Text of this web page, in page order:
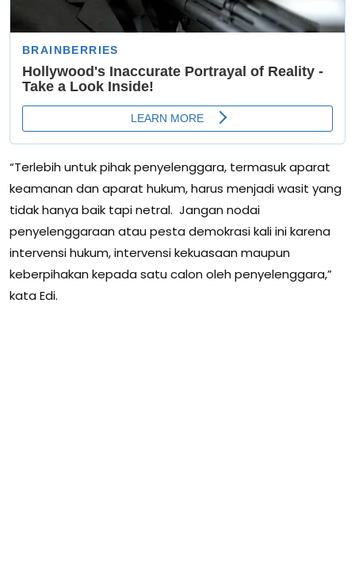
“Terlebih untuk pihak penyelenggara, termasuk aparat
keamanan dan aparat hukum, harus menjadi wasit yang
tidak hanya baik tapi netral. Jangan nodai
penyelenggaraan atau pesta demokrasi kali ini karena
intervensi hukum, intervensi kekuasaan maupun
keberpihakan kepada satu calon oleh penyelenggara,”
kata Edi.